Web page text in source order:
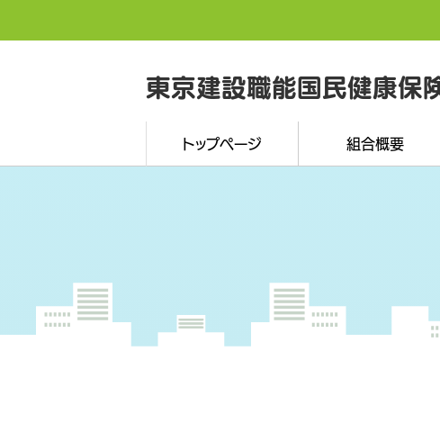
東京建設職能国民健康保
トップページ 組合概要